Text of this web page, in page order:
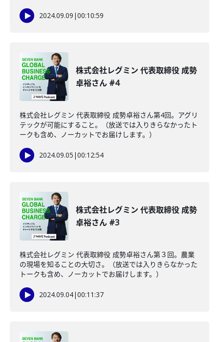
2024.09.09 |00:10:59
株式会社レグミン 代表取締役 成勢
卓裕さん #4
株式会社レグミン 代表取締役 成勢卓裕さん第4回。アグリ
テックが可能にすること。（放送では入りきらなかったト
ークも含め、ノーカットでお届けします。）
2024.09.05 |00:12:54
株式会社レグミン 代表取締役 成勢
卓裕さん #3
株式会社レグミン 代表取締役 成勢卓裕さん第３回。農業
の現場を知ることの大切さ。（放送では入りきらなかった
トークも含め、ノーカットでお届けします。）
2024.09.04|00:11:37